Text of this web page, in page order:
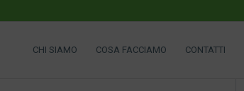
CHI SIAMO COSA FACCIAMO CONTATTI